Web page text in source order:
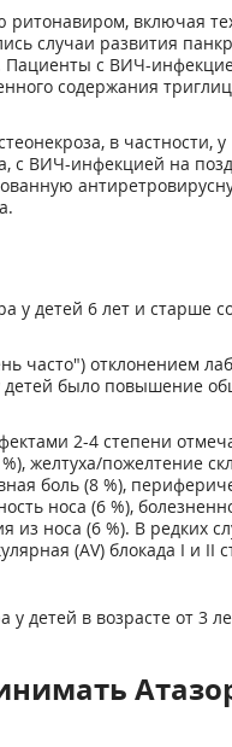
включая
случаи развития
Пациенты с ВИЧ-
содержания
в частности,
с ВИЧ-инфекцией на
у детей 6 лет и старше
часто") отклонением
детей было повышение
2-4 степени
желтуха/пожелтение
боль (8 %),
носа (6 %),
из носа (6 %). В редких
(AV) блокада I и II
детей в возрасте от 3